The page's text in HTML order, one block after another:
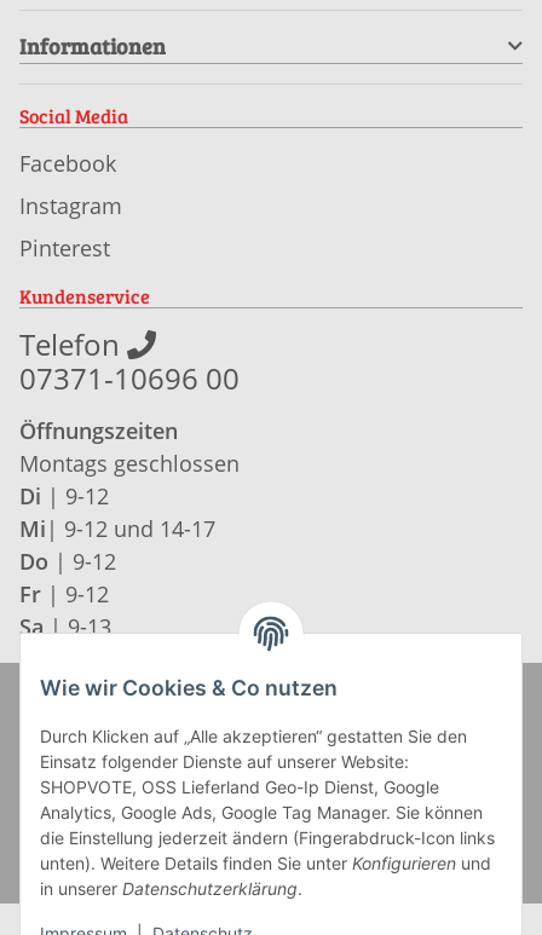
Informationen
Social Media
Facebook
Instagram
Pinterest
Kundenservice
Telefon
07371-10696 00
Öffnungszeiten
Montags geschlossen
Di | 9-12
Mi | 9-12 und 14-17
Do | 9-12
Fr | 9-12
Sa | 9-13
Wie wir Cookies & Co nutzen
Durch Klicken auf „Alle akzeptieren“ gestatten Sie den
Einsatz folgender Dienste auf unserer Website:
SHOPVOTE, OSS Lieferland Geo-Ip Dienst, Google
Analytics, Google Ads, Google Tag Manager. Sie können
die Einstellung jederzeit ändern (Fingerabdruck-Icon links
unten). Weitere Details finden Sie unter Konfigurieren und
in unserer Datenschutzerklärung.